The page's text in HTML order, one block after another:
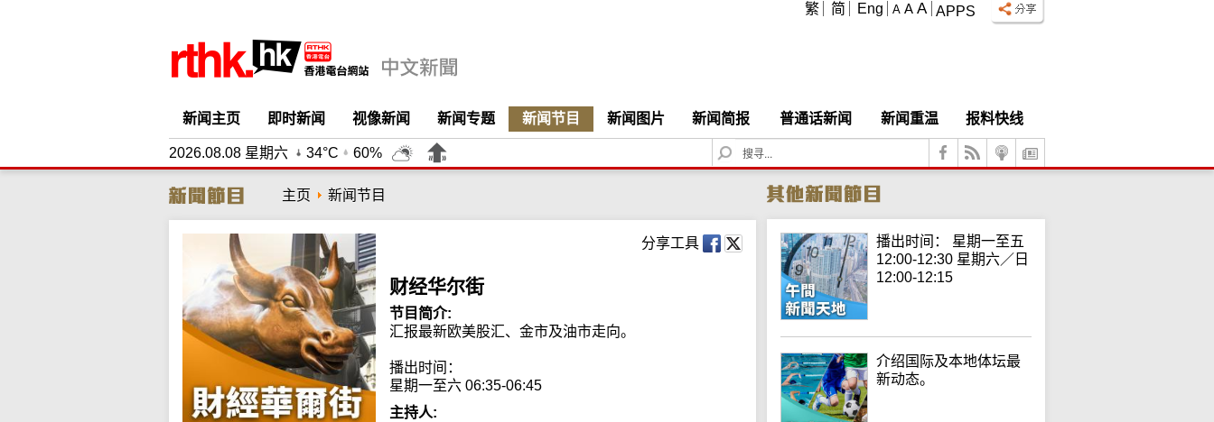
APPS
A A A
繁 简 Eng
新闻主页 即时新闻 视像新闻 新闻专题 新闻节目 新闻图片 新闻简报 普通话新闻 新闻重温 报料快线
2026.08.08 星期六 34°C 60%
S
e
c
h
主页 新闻节目
分享工具
财经华尔街
节目简介:
汇报最新欧美股汇、金市及油市走向。
播出时间：
星期一至六 06:35-06:45
主持人:
播出时间： 星期一至五
12:00-12:30 星期六／日
12:00-12:15
介绍国际及本地体坛最
新动态。